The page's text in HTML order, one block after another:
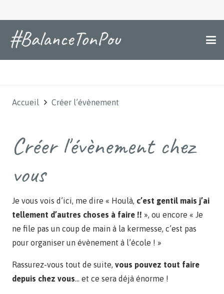
Accueil Créer l’évènement
Créer l'évènement chez
vous
Je vous vois d’ici, me dire « Houlà, c’est gentil mais j’ai
tellement d’autres choses à faire !! », ou encore « Je
ne file pas un coup de main à la kermesse, c’est pas
pour organiser un évènement à l’école ! »
Rassurez-vous tout de suite, vous pouvez tout faire
depuis chez vous… et ce sera déjà énorme !